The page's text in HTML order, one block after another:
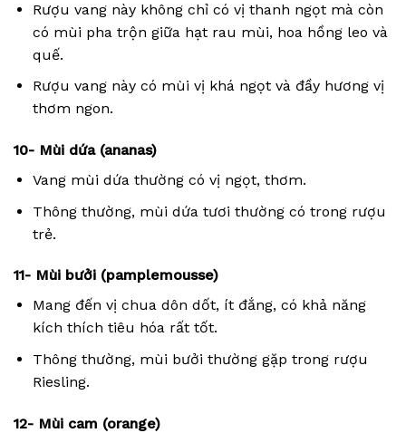
Rượu vang này không chỉ có vị thanh ngọt mà còn
có mùi pha trộn giữa hạt rau mùi, hoa hồng leo và
quế.
Rượu vang này có mùi vị khá ngọt và đầy hương vị
thơm ngon.
10- Mùi dứa (ananas)
Vang mùi dứa thường có vị ngọt, thơm.
Thông thường, mùi dứa tươi thường có trong rượu
trẻ.
11- Mùi bưởi (pamplemousse)
Mang đến vị chua dôn dốt, ít đắng, có khả năng
kích thích tiêu hóa rất tốt.
Thông thường, mùi bưởi thường gặp trong rượu
Riesling.
12- Mùi cam (orange)